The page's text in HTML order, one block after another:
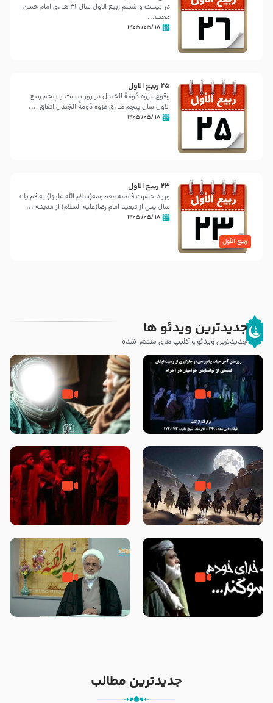
در بیست و ششم ربیع الاول سال 41 هـ .ق امام حسن
مجت...
۱۸ /۰۵/ ۱۴۰۵
25 ربيع الاول
وقوع غزوه دُومةُ الجَندل در روز بیست و پنجم ربیع
الاول سال پنجم هـ .ق غزوه دُومةُ الجَندل اتفاق ا...
۱۸ /۰۵/ ۱۴۰۵
ربیع الأول
23 ربيع الاول
ورود حضرت فاطمه معصومه(سلام الله علیها) به قم یك
سال پس از تبعید امام رضا(علیه السلام) از مدینـه ...
۱۸ /۰۵/ ۱۴۰۵
جدیدترین ویدئو ها
جدیدترین ویدئو و کلیپ های منتشر شده
روزهای آخر حیات پیامبر اکرم صلی
الله علیه و آله – قسمتی از
وصیتی که نوشته نشد (حدیث
قرطاس)
‌‌‌‌‌‌‌داستان ترور نافرجام رسول خدا
صلی الله علیه و آله – شهادت
قسمتی از نوا نمایش بیرق ماندگار
بیان توطئه های منافقین پیش از
خطبه حضرت سلمان سه روز پس از
شهادت پیامبر اکرم صلی الله علیه
مادر داعش – حجت الاسلام جباری
جدیدترین مطالب